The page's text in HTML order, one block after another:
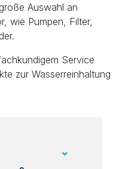
Auswahl an
wie Pumpen, Filter,
Service
zur Wasserreinhaltung